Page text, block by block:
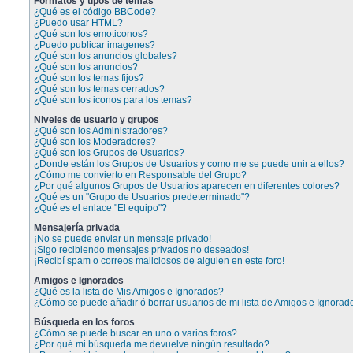
¿Qué es el código BBCode?
¿Puedo usar HTML?
¿Qué son los emoticonos?
¿Puedo publicar imagenes?
¿Qué son los anuncios globales?
¿Qué son los anuncios?
¿Qué son los temas fijos?
¿Qué son los temas cerrados?
¿Qué son los iconos para los temas?
Niveles de usuario y grupos
¿Qué son los Administradores?
¿Qué son los Moderadores?
¿Qué son los Grupos de Usuarios?
¿Donde están los Grupos de Usuarios y como me se puede unir a ellos?
¿Cómo me convierto en Responsable del Grupo?
¿Por qué algunos Grupos de Usuarios aparecen en diferentes colores?
¿Qué es un "Grupo de Usuarios predeterminado"?
¿Qué es el enlace "El equipo"?
Mensajería privada
¡No se puede enviar un mensaje privado!
¡Sigo recibiendo mensajes privados no deseados!
¡Recibí spam o correos maliciosos de alguien en este foro!
Amigos e Ignorados
¿Qué es la lista de Mis Amigos e Ignorados?
¿Cómo se puede añadir ó borrar usuarios de mi lista de Amigos e
Búsqueda en los foros
¿Cómo se puede buscar en uno o varios foros?
¿Por qué mi búsqueda me devuelve ningún resultado?